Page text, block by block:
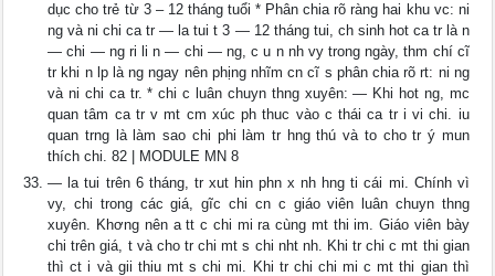
dục cho trẻ từ 3 – 12 tháng tuổi * Phân chia rõ ràng hai khu vc: ni
ng và ni chi ca tr — la tui t 3 — 12 tháng tui, ch sinh hot ca tr là n
— chi — ng ri li n — chi — ng, c u n nh vy trong ngày, thm chí cĩ
tr khi n lp là ng ngay nên phịng nhĩm cn cĩ s phân chia rõ rt: ni ng
và ni chi ca tr. * chi c luân chuyn thng xuyên: — Khi hot ng, mc
quan tâm ca tr v mt cm xúc ph thuc vào c thái ca tr i vi chi. iu
quan trng là làm sao chi phi làm tr hng thú và to cho tr ý mun
thích chi. 82 | MODULE MN 8
— la tui trên 6 tháng, tr xut hin phn x nh hng ti cái mi. Chính vì
vy, chi trong các giá, gĩc chi cn c giáo viên luân chuyn thng
xuyên. Khơng nên a tt c chi mi ra cùng mt thi im. Giáo viên bày
chi trên giá, t và cho tr chi mt s chi nht nh. Khi tr chi c mt thi gian
thì ct i và gii thiu mt s chi mi. Khi tr chi chi mi c mt thi gian thì